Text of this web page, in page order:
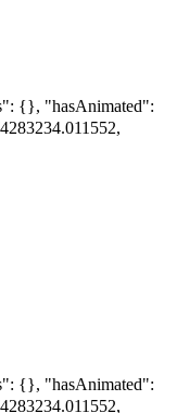
{}, "hasAnimated":
{}, "hasAnimated":